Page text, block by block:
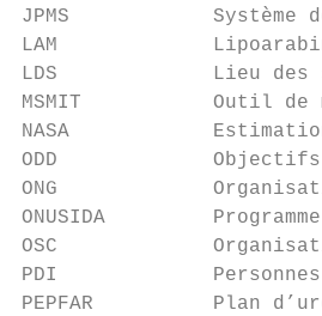
JPMS            Système
LAM
LDS             Lieu des
MSMIT           Outil de
NASA
ODD             Objectifs
ONG
ONUSIDA
OSC
PDI             Personnes
PEPFAR          Plan